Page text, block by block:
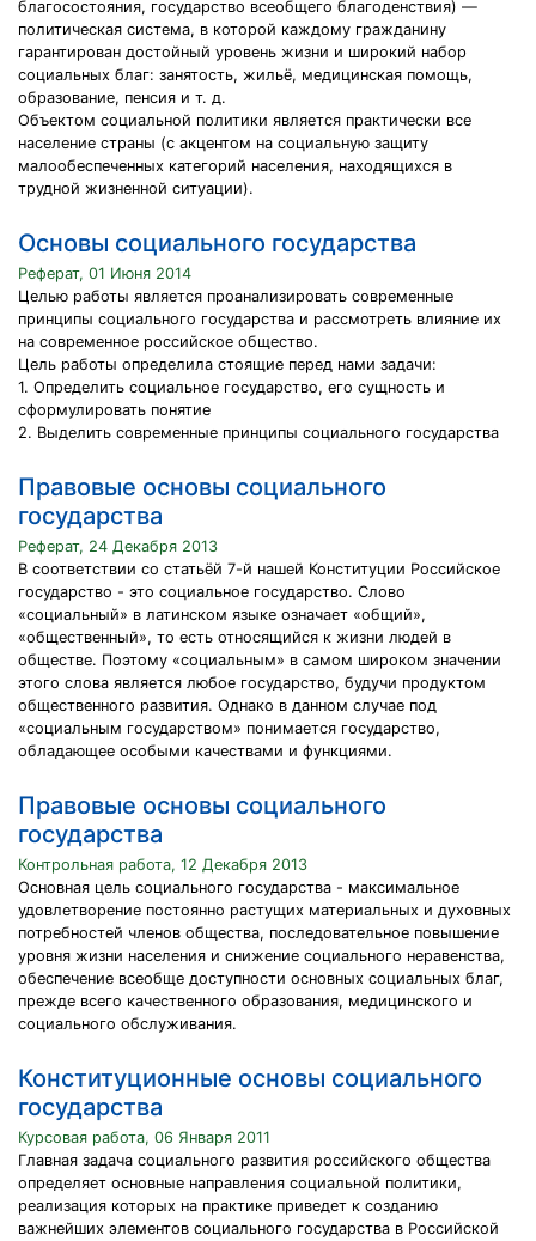
благосостояния, государство всеобщего благоденствия) —
политическая система, в которой каждому гражданину
гарантирован достойный уровень жизни и широкий набор
социальных благ: занятость, жильё, медицинская помощь,
образование, пенсия и т. д.
Объектом социальной политики является практически все
население страны (с акцентом на социальную защиту
малообеспеченных категорий населения, находящихся в
трудной жизненной ситуации).
Основы социального государства
Реферат, 01 Июня 2014
Целью работы является проанализировать современные
принципы социального государства и рассмотреть влияние их
на современное российское общество.
Цель работы определила стоящие перед нами задачи:
1. Определить социальное государство, его сущность и
сформулировать понятие
2. Выделить современные принципы социального государства
Правовые основы социального
государства
Реферат, 24 Декабря 2013
В соответствии со статьёй 7-й нашей Конституции Российское
государство - это социальное государство. Слово
«социальный» в латинском языке означает «общий»,
«общественный», то есть относящийся к жизни людей в
обществе. Поэтому «социальным» в самом широком значении
этого слова является любое государство, будучи продуктом
общественного развития. Однако в данном случае под
«социальным государством» понимается государство,
обладающее особыми качествами и функциями.
Правовые основы социального
государства
Контрольная работа, 12 Декабря 2013
Основная цель социального государства - максимальное
удовлетворение постоянно растущих материальных и духовных
потребностей членов общества, последовательное повышение
уровня жизни населения и снижение социального неравенства,
обеспечение всеобще доступности основных социальных благ,
прежде всего качественного образования, медицинского и
социального обслуживания.
Конституционные основы социального
государства
Курсовая работа, 06 Января 2011
Главная задача социального развития российского общества
определяет основные направления социальной политики,
реализация которых на практике приведет к созданию
важнейших элементов социального государства в Российской